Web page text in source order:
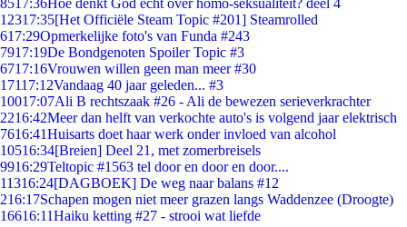
8517:36Hoe denkt God echt over homo-seksualiteit? deel 4
12317:35[Het Officiële Steam Topic #201] Steamrolled
617:29Opmerkelijke foto's van Funda #243
7917:19De Bondgenoten Spoiler Topic #3
6717:16Vrouwen willen geen man meer #30
17117:12Vandaag 40 jaar geleden... #3
10017:07Ali B rechtszaak #26 - Ali de bewezen serieverkrachter
2216:42Meer dan helft van verkochte auto's is volgend jaar elektrisch
7616:41Huisarts doet haar werk onder invloed van alcohol
10516:34[Breien] Deel 21, met zomerbreisels
9916:29Teltopic #1563 tel door en door en door....
11316:24[DAGBOEK] De weg naar balans #12
216:17Schapen mogen niet meer grazen langs Waddenzee (Droogte)
16616:11Haiku ketting #27 - strooi wat liefde